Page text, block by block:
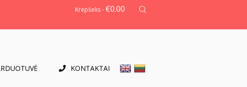
Krepšelis - €0.00
KONTAKTAI